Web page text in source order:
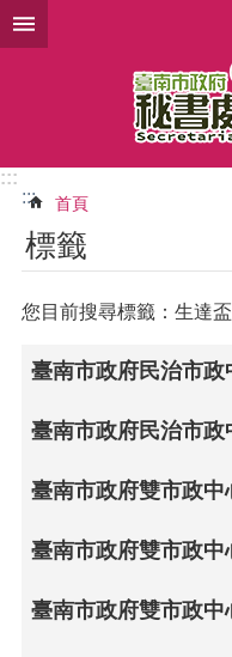
跳到主要內容區塊
:::
:::
首頁
標籤
您目前搜尋標籤：生達盃